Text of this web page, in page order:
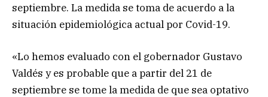
septiembre. La medida se toma de acuerdo a la
situación epidemiológica actual por Covid-19.
«Lo hemos evaluado con el gobernador Gustavo
Valdés y es probable que a partir del 21 de
septiembre se tome la medida de que sea optativo